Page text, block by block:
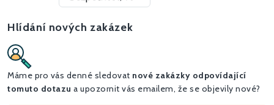
Hlídání nových zakázek
Máme pro vás denné sledovat nové zakázky odpovídající
tomuto dotazu a upozornit vás emailem, že se objevily nové?